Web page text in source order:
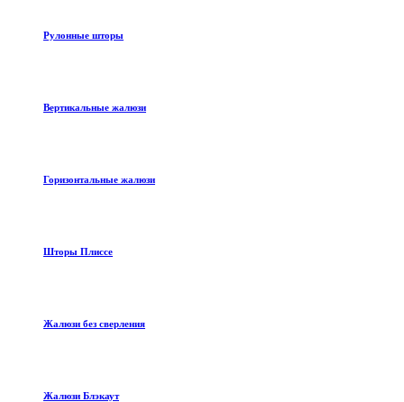
Рулонные шторы
Вертикальные жалюзи
Горизонтальные жалюзи
Шторы Плиссе
Жалюзи без сверления
Жалюзи Блэкаут